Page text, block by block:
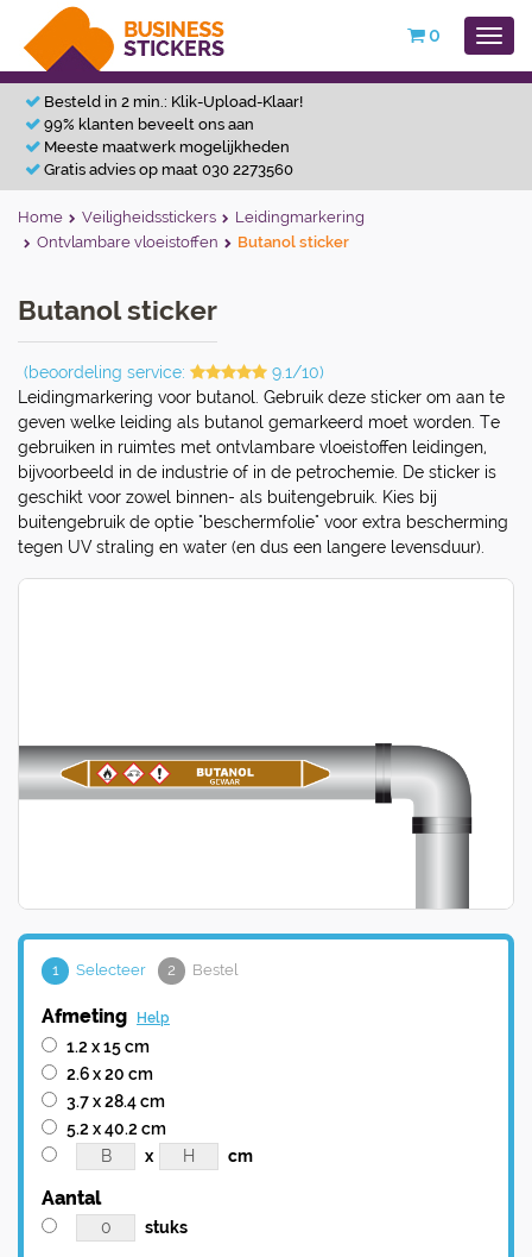
0
Besteld in 2 min.: Klik-Upload-Klaar!
99% klanten beveelt ons aan
Meeste maatwerk mogelijkheden
Gratis advies op maat 030 2273560
Home Veiligheidsstickers
Leidingmarkering
Ontvlambare vloeistoffen
Butanol sticker
Butanol sticker
(beoordeling service:
9.1/10)
Leidingmarkering voor butanol. Gebruik deze sticker om aan te
geven welke leiding als butanol gemarkeerd moet worden. Te
gebruiken in ruimtes met ontvlambare vloeistoffen leidingen,
bijvoorbeeld in de industrie of in de petrochemie. De sticker is
geschikt voor zowel binnen- als buitengebruik. Kies bij
buitengebruik de optie "beschermfolie" voor extra bescherming
tegen UV straling en water (en dus een langere levensduur).
1 Selecteer 2 Bestel
Afmeting Help
1.2 x 15 cm
2.6 x 20 cm
3.7 x 28.4 cm
5.2 x 40.2 cm
x
cm
Aantal
stuks